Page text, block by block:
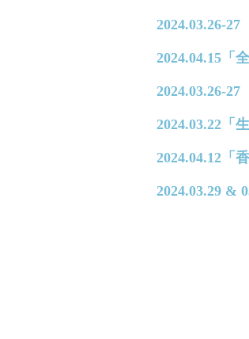
2024.03.26-
2024.04.15「
2024.03.26-27
2024.03.22「
2024.04.12「
2024.03.29 &